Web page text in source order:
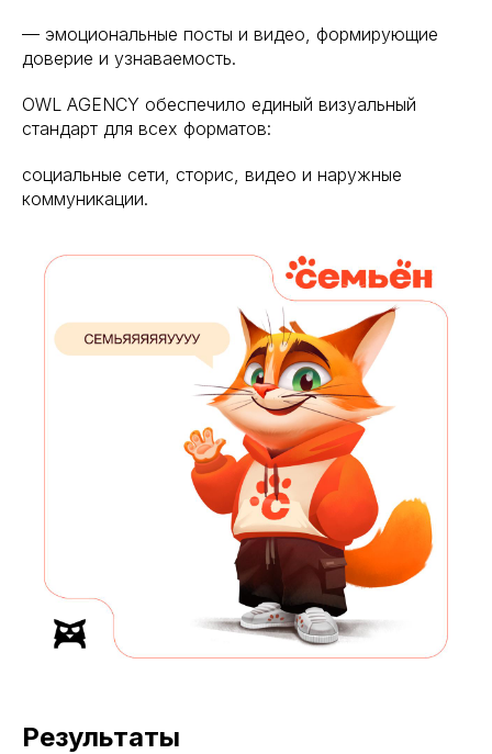
— эмоциональные посты и видео, формирующие
доверие и узнаваемость.
OWL AGENCY обеспечило единый визуальный
стандарт для всех форматов:
социальные сети, сторис, видео и наружные
коммуникации.
Результаты